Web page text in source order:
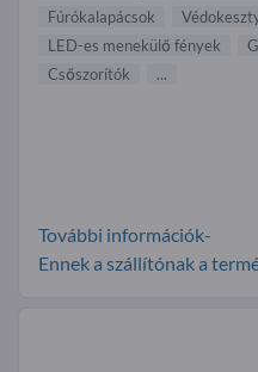
Fúrókalapácsok
LED-es menekülő fények
Csőszorítók
...
További információk-
Ennek a szállítónak a